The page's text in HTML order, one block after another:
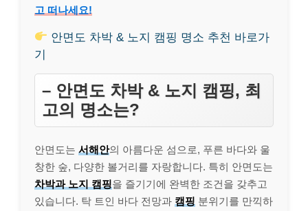
고 떠나세요!
안면도 차박 & 노지 캠핑 명소 추천 바로가
기
– 안면도 차박 & 노지 캠핑, 최
고의 명소는?
안면도는 서해안의 아름다운 섬으로, 푸른 바다와 울
창한 숲, 다양한 볼거리를 자랑합니다. 특히 안면도는
차박과 노지 캠핑을 즐기기에 완벽한 조건을 갖추고
있습니다. 탁 트인 바다 전망과 캠핑 분위기를 만끽하